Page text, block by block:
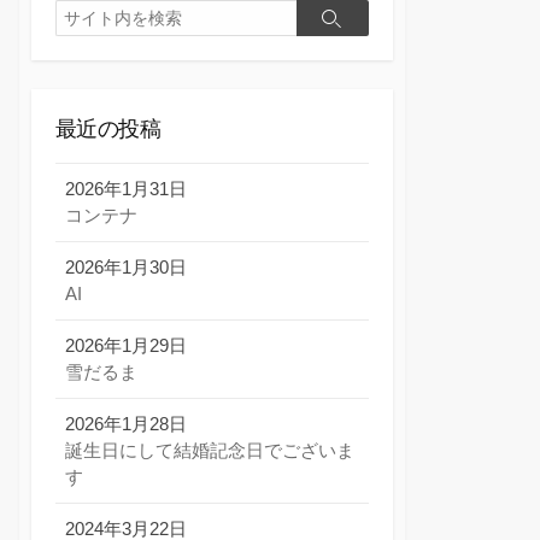
検
索
検
最近の投稿
2026年1月31日
コンテナ
2026年1月30日
AI
2026年1月29日
雪だるま
2026年1月28日
誕生日にして結婚記念日でございま
す
2024年3月22日